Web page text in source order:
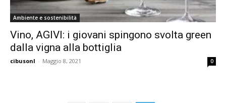
Ambiente e sostenibilità
Vino, AGIVI: i giovani spingono svolta green
dalla vigna alla bottiglia
cibusonl - Maggio 8, 2021 0